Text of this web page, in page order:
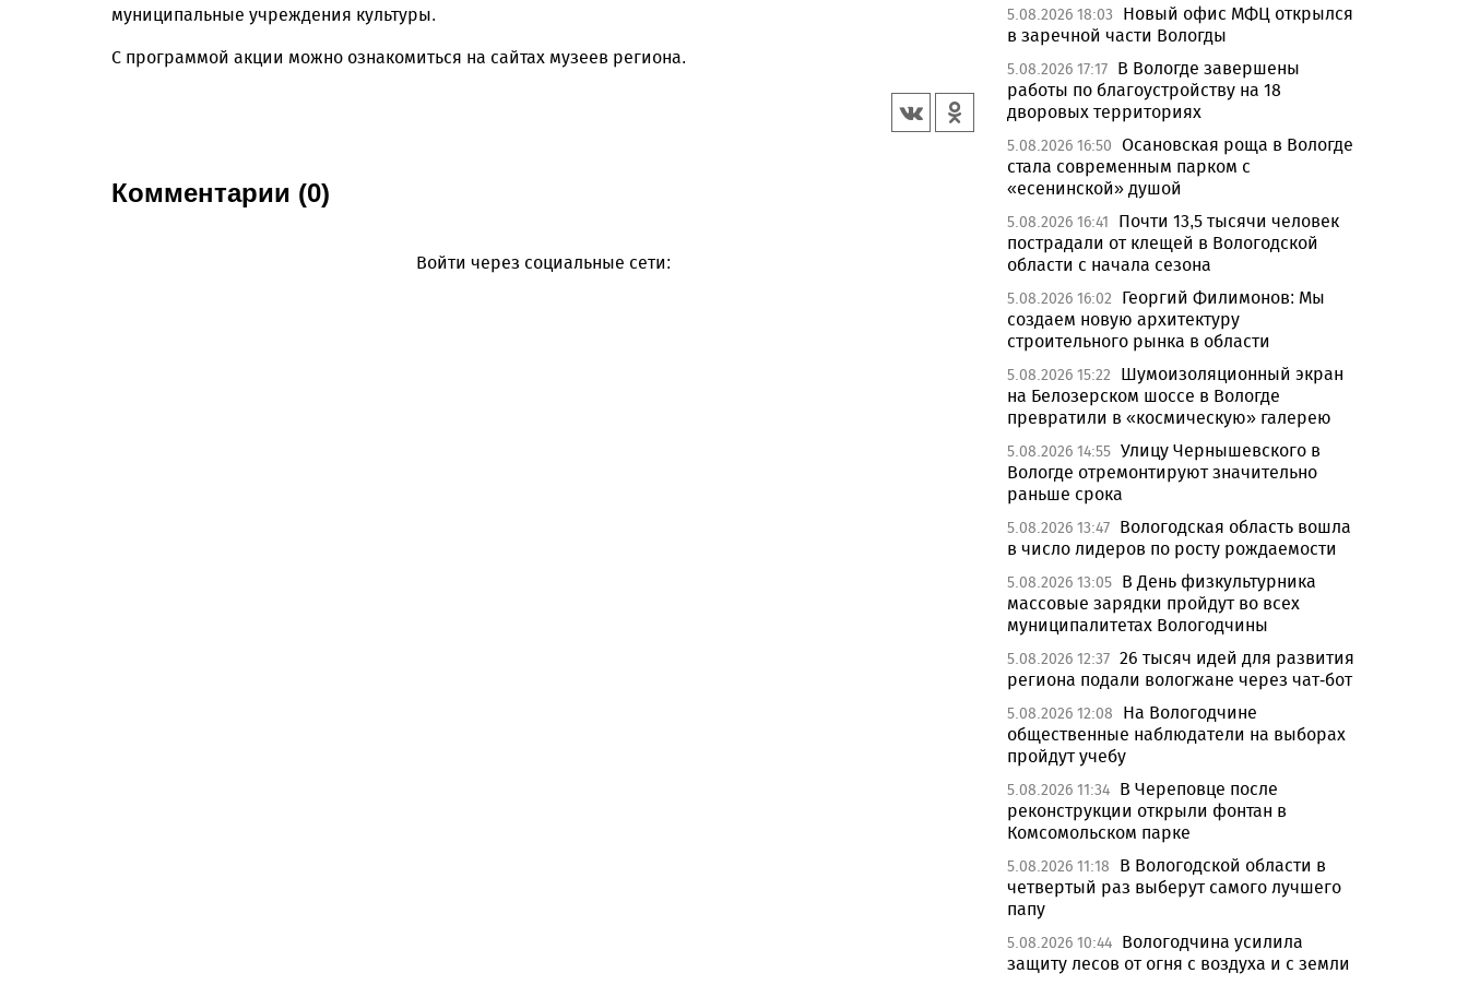
муниципальные учреждения культуры.
С программой акции можно ознакомиться на сайтах музеев региона.
Комментарии (0)
Войти через социальные сети:
5.08.2026 18:03
Новый офис МФЦ открылся
в заречной части Вологды
5.08.2026 17:17 В Вологде завершены
работы по благоустройству на 18
дворовых территориях
5.08.2026 16:50 Осановская роща в Вологде
стала современным парком с
«есенинской» душой
5.08.2026 16:41
Почти 13,5 тысячи человек
пострадали от клещей в Вологодской
области с начала сезона
5.08.2026 16:02
Георгий Филимонов: Мы
создаем новую архитектуру
строительного рынка в области
5.08.2026 15:22
Шумоизоляционный экран
на Белозерском шоссе в Вологде
превратили в «космическую» галерею
5.08.2026 14:55 Улицу Чернышевского в
Вологде отремонтируют значительно
раньше срока
5.08.2026 13:47 Вологодская область вошла
в число лидеров по росту рождаемости
5.08.2026 13:05 В День физкультурника
массовые зарядки пройдут во всех
муниципалитетах Вологодчины
5.08.2026 12:37 26 тысяч идей для развития
региона подали вологжане через чат-бот
5.08.2026 12:08
На Вологодчине
общественные наблюдатели на выборах
пройдут учебу
5.08.2026 11:34 В Череповце после
реконструкции открыли фонтан в
Комсомольском парке
5.08.2026 11:18
В Вологодской области в
четвертый раз выберут самого лучшего
папу
5.08.2026 10:44 Вологодчина усилила
защиту лесов от огня с воздуха и с земли